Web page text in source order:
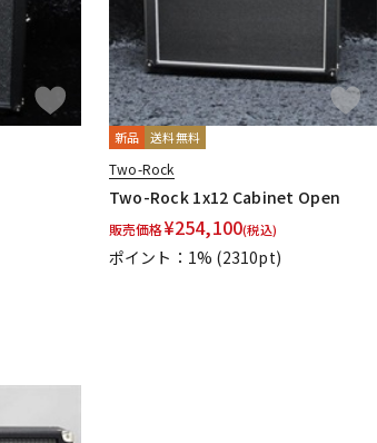
ヴィンテージ
新品 送料無料
Two-Rock
Two-Rock 1x12 Cabinet Open
販売価格¥254,100(税込)
ポイント：1% (2310pt)